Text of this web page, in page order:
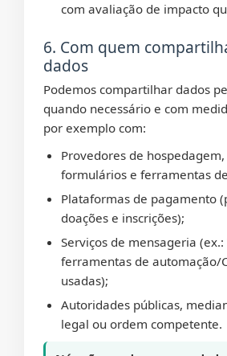
com avaliação de impacto
6. Com quem
dados
Podemos compartilhar dados
quando necessário e com
por exemplo com:
Provedores de
formulários e ferramentas
Plataformas de pagamento
doações e inscrições);
Serviços de mensageria
ferramentas de automação/
usadas);
Autoridades públicas,
legal ou ordem competente.